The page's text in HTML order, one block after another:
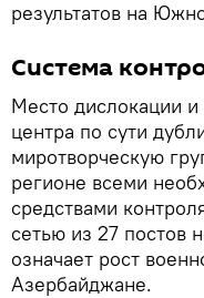
результатов на
Система
Место дислокации и
центра по сути
миротворческую
регионе всеми
средствами
сетью из 27 постов
означает рост
Азербайджане.